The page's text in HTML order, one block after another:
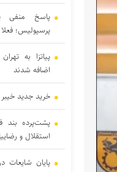
پاسخ منفی
پرسپولیس؛
اضافه شدند
خرید جدید
استقلال و
پایان شایعات